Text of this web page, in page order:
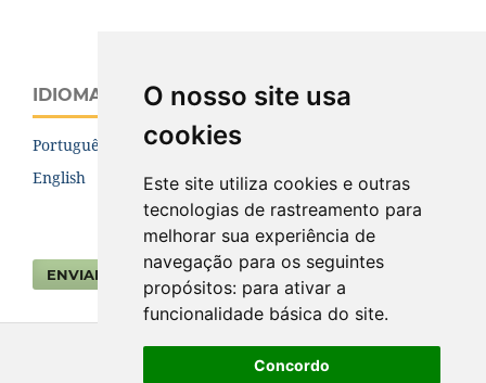
O nosso site usa
cookies
Este site utiliza cookies e outras
tecnologias de rastreamento para
melhorar sua experiência de
navegação para os seguintes
propósitos: para ativar a
funcionalidade básica do site.
Concordo
IDIOMA
Português (Brasil)
English
ENVIAR SUBMISSÃO